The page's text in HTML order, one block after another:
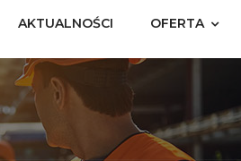
AKTUALNOŚCI OFERTA